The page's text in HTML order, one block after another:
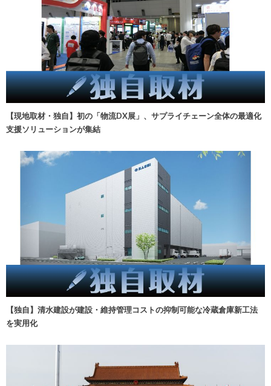
【現地取材・独自】初の「物流DX展」、サプライチェーン全体の最適化
支援ソリューションが集結
【独自】清水建設が建設・維持管理コストの抑制可能な冷蔵倉庫新工法
を実用化